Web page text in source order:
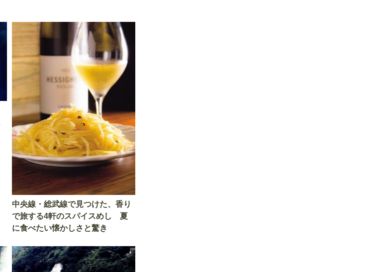
中央線・総武線で見つけた、香り
で旅する4軒のスパイスめし 夏
に食べたい懐かしさと驚き